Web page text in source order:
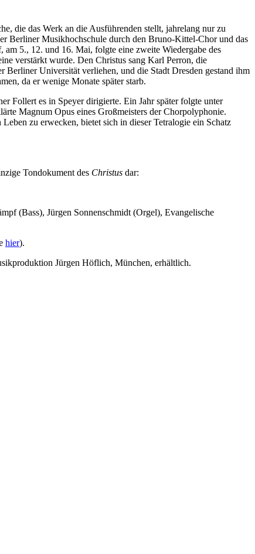
die das Werk an die Ausführenden stellt, jahrelang nur zu
Berliner Musikhochschule durch den Bruno-Kittel-Chor und das
5., 12. und 16. Mai, folgte eine zweite Wiedergabe des
verstärkt wurde. Den Christus sang Karl Perron, die
Universität verliehen, und die Stadt Dresden gestand ihm
da er wenige Monate später starb.
Follert es in Speyer dirigierte. Ein Jahr später folgte unter
Magnum Opus eines Großmeisters der Chorpolyphonie.
zu erwecken, bietet sich in dieser Tetralogie ein Schatz
Tondokument des Christus dar:
(Bass), Jürgen Sonnenschmidt (Orgel), Evangelische
hier).
Jürgen Höflich, München, erhältlich.